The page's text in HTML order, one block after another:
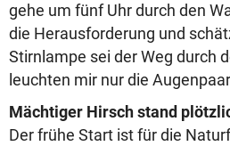
gehe um fünf Uhr durch den
die Herausforderung und
Stirnlampe sei der Weg durch
leuchten mir nur die
Mächtiger Hirsch stand
Der frühe Start ist für die